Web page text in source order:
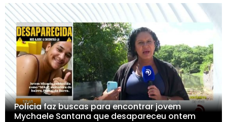
Polícia faz buscas para encontrar jovem
Mychaele Santana que desapareceu ontem